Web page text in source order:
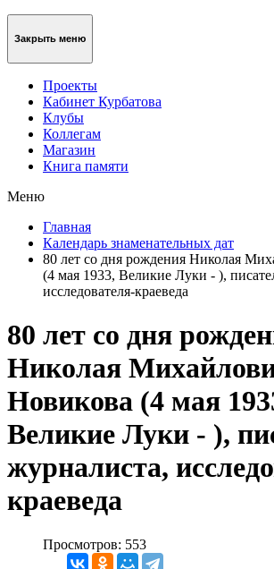
Закрыть меню
Проекты
Кабинет Курбатова
Клубы
Коллегам
Магазин
Книга памяти
Меню
Главная
Календарь знаменательных дат
80 лет со дня рождения Николая
(4 мая 1933, Великие Луки - ),
исследователя-краеведа
80 лет со дня
Николая
Новикова (4 мая
Великие Луки - ),
журналиста,
краеведа
Просмотров: 553